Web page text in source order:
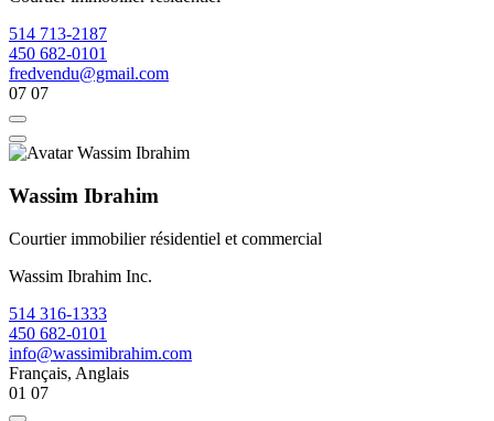
514 713-2187
450 682-0101
fredvendu@gmail.com
07 07
Wassim Ibrahim
Courtier immobilier résidentiel et commercial
Wassim Ibrahim Inc.
514 316-1333
450 682-0101
info@wassimibrahim.com
Français, Anglais
01 07